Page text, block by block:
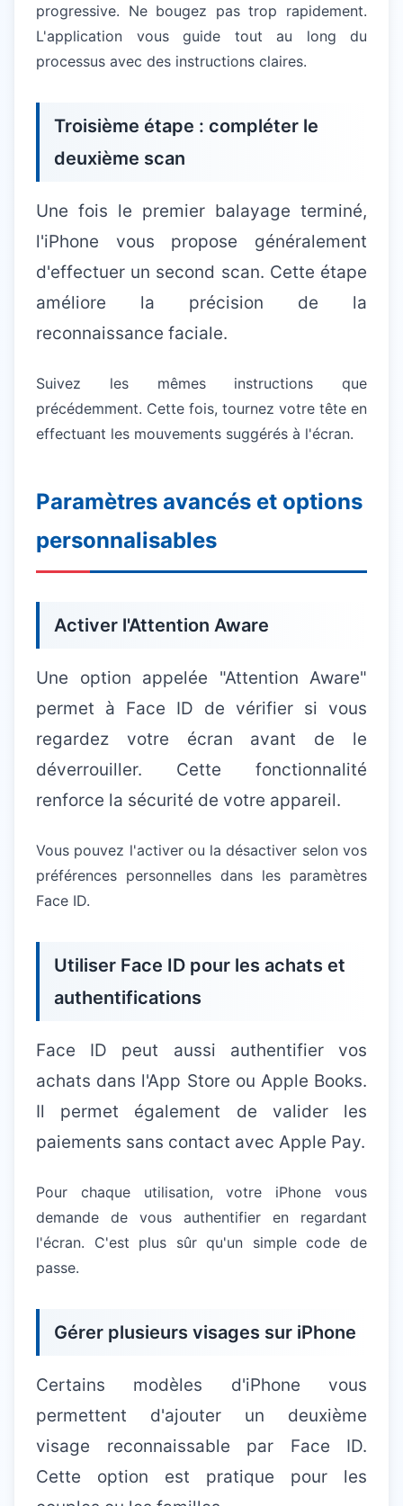
progressive. Ne bougez pas trop rapidement.
L'application vous guide tout au long du
processus avec des instructions claires.
Troisième étape : compléter le
deuxième scan
Une fois le premier balayage terminé,
l'iPhone vous propose généralement
d'effectuer un second scan. Cette étape
améliore la précision de la
reconnaissance faciale.
Suivez les mêmes instructions que
précédemment. Cette fois, tournez votre tête en
effectuant les mouvements suggérés à l'écran.
Paramètres avancés et options
personnalisables
Activer l'Attention Aware
Une option appelée "Attention Aware"
permet à Face ID de vérifier si vous
regardez votre écran avant de le
déverrouiller. Cette fonctionnalité
renforce la sécurité de votre appareil.
Vous pouvez l'activer ou la désactiver selon vos
préférences personnelles dans les paramètres
Face ID.
Utiliser Face ID pour les achats et
authentifications
Face ID peut aussi authentifier vos
achats dans l'App Store ou Apple Books.
Il permet également de valider les
paiements sans contact avec Apple Pay.
Pour chaque utilisation, votre iPhone vous
demande de vous authentifier en regardant
l'écran. C'est plus sûr qu'un simple code de
passe.
Gérer plusieurs visages sur iPhone
Certains modèles d'iPhone vous
permettent d'ajouter un deuxième
visage reconnaissable par Face ID.
Cette option est pratique pour les